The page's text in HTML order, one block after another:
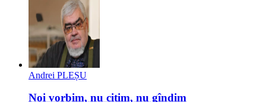
Andrei PLEȘU
Noi vorbim, nu citim, nu gîndim